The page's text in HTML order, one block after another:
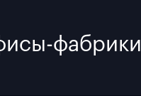
фабрики